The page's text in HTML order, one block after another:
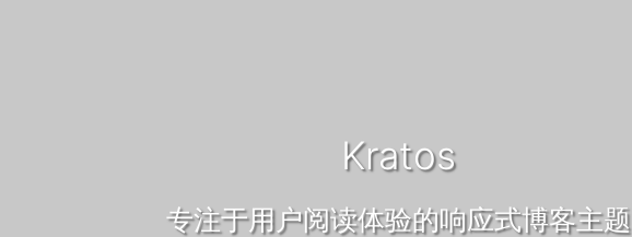
Kratos
专注于用户阅读体验的响应式博客主题